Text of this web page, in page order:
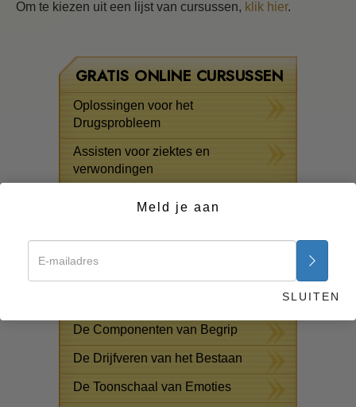
Om te kiezen uit een lijst van cursussen, klik hier.
GRATIS ONLINE CURSUSSEN
Oplossingen voor het
Drugsprobleem
Assisten voor ziektes en
verwondingen
Organiseren
De Oorzaak van Onderdrukking
De Componenten van Begrip
De Drijfveren van het Bestaan
De Toonschaal van Emoties
Meld je aan
SLUITEN